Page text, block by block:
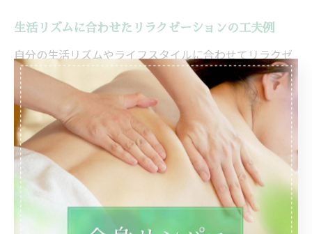
生活リズムに合わせたリラクゼーションの工夫例
自分の生活リズムやライフスタイルに合わせてリラクゼ
ーションを取り入れることが、無理なく続けるコツで
す。例えば、朝は軽いストレッチや深呼吸で一日のスタ
ートを整え、昼休みや仕事終わりには近くの整体やリラ
クゼーションサロンで全身をほぐすなど、時間帯によっ
て方法を工夫するのがおすすめです。
特に伊勢崎や吾妻郡中之条町では、地元密着型のサロン
やマッサージ店が多く、予約制や当日利用可能なサービ
スも充実しています。自分のペースで通いやすい施設を